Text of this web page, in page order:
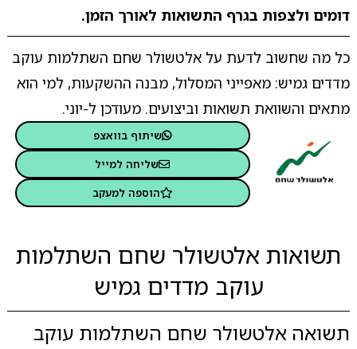
דומים ולצפות בגרף התשואות לאורך הזמן.
כל מה שחשוב לדעת על אלטשולר שחם השתלמות עוקב
מדדים גמיש: מאפייני המסלול, מבנה ההשקעות, למי הוא
מתאים והשוואת תשואות וביצועים. מעודכן ל-יוני.
שיתוף בוואצפ
שליחה למייל
הוספה למעקב
תשואות אלטשולר שחם השתלמות
עוקב מדדים גמיש
תשואה אלטשולר שחם השתלמות עוקב